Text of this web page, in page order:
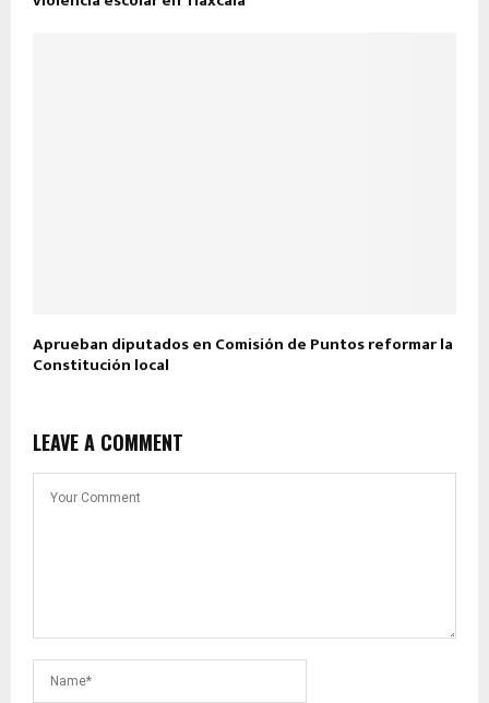
Aprueban diputados en Comisión de Puntos reformar la
Constitución local
LEAVE A COMMENT